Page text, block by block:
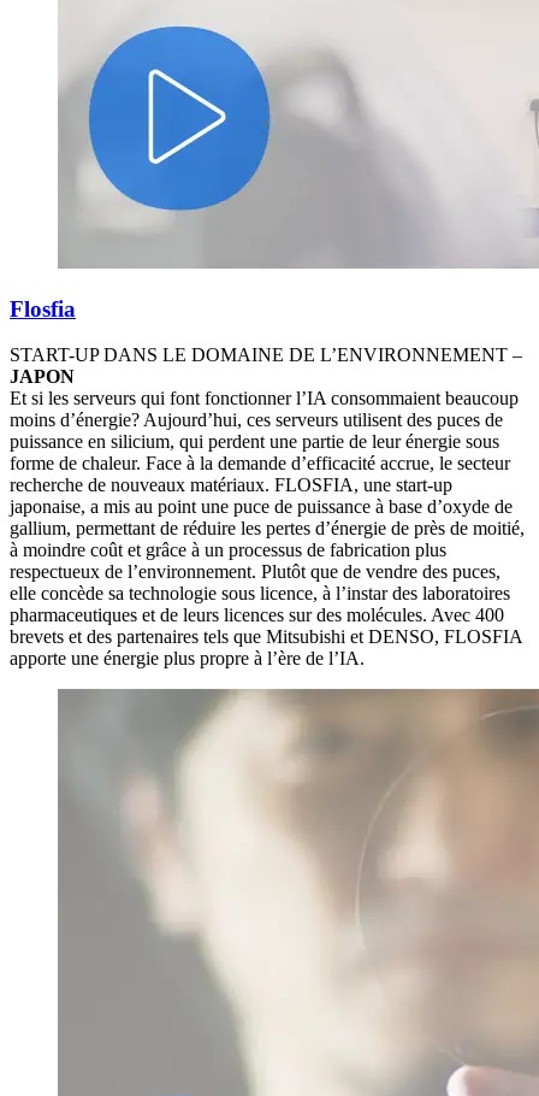
Flosfia
START-UP DANS LE DOMAINE DE L’ENVIRONNEMENT –
JAPON
Et si les serveurs qui font fonctionner l’IA consommaient beaucoup
moins d’énergie? Aujourd’hui, ces serveurs utilisent des puces de
puissance en silicium, qui perdent une partie de leur énergie sous
forme de chaleur. Face à la demande d’efficacité accrue, le secteur
recherche de nouveaux matériaux. FLOSFIA, une start-up
japonaise, a mis au point une puce de puissance à base d’oxyde de
gallium, permettant de réduire les pertes d’énergie de près de moitié,
à moindre coût et grâce à un processus de fabrication plus
respectueux de l’environnement. Plutôt que de vendre des puces,
elle concède sa technologie sous licence, à l’instar des laboratoires
pharmaceutiques et de leurs licences sur des molécules. Avec 400
brevets et des partenaires tels que Mitsubishi et DENSO, FLOSFIA
apporte une énergie plus propre à l’ère de l’IA.